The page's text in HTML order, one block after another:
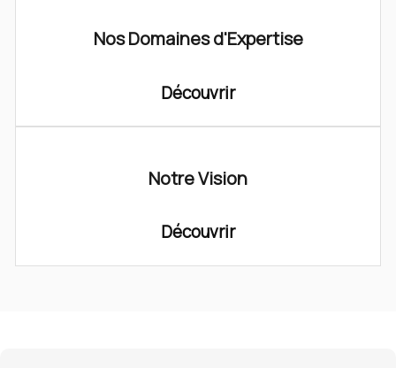
Nos Domaines d'Expertise
Découvrir
Notre Vision
Découvrir